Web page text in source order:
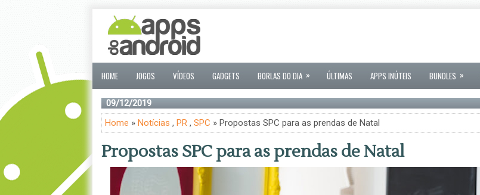
HOME JOGOS VÍDEOS GADGETS BORLAS DO DIA » ÚLTIMAS APPS INÚTEIS BUNDLES »
09/12/2019
Home » Notícias , PR, SPC » Propostas SPC para as prendas de Natal
Propostas SPC para as prendas de Natal